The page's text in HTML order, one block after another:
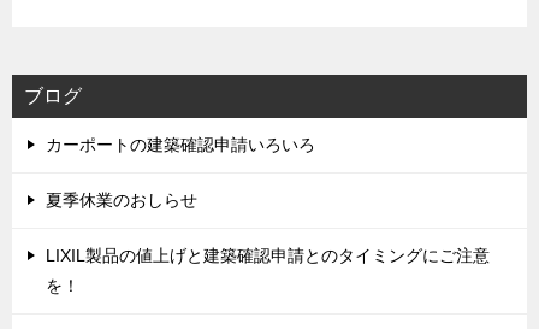
ブログ
カーポートの建築確認申請いろいろ
夏季休業のおしらせ
LIXIL製品の値上げと建築確認申請とのタイミングにご注意
を！